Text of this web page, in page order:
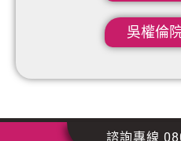
吳權倫
諮詢專線